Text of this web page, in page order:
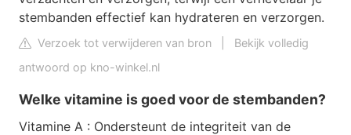
stembanden effectief kan hydrateren en verzorgen.
Verzoek tot verwijderen van bron
Bekijk volledig
antwoord op kno-winkel.nl
Welke vitamine is goed voor de stembanden?
Vitamine A : Ondersteunt de integriteit van de